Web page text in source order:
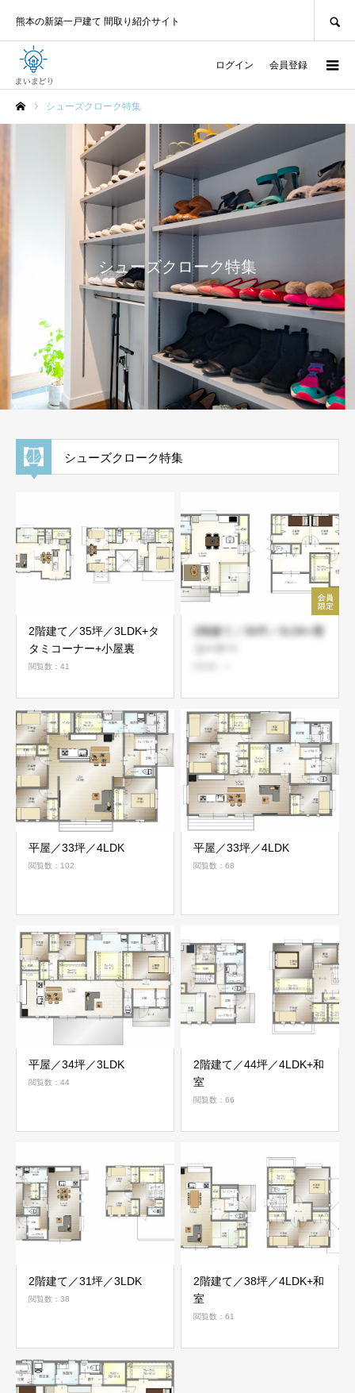
熊本の新築一戸建て 間取り紹介サイト
ログイン 会員登録
シューズクローク特集
シューズクローク特集
シューズクローク特集
2階建て／35坪／3LDK+タ
タミコーナー+小屋裏
閲覧数：41
2階建て／36坪／3LDK+畳
平屋／33坪／4LDK
閲覧数：102
平屋／33坪／4LDK
閲覧数：68
平屋／34坪／3LDK
閲覧数：44
2階建て／44坪／4LDK+和
室
閲覧数：66
2階建て／31坪／3LDK
閲覧数：38
2階建て／38坪／4LDK+和
室
閲覧数：61